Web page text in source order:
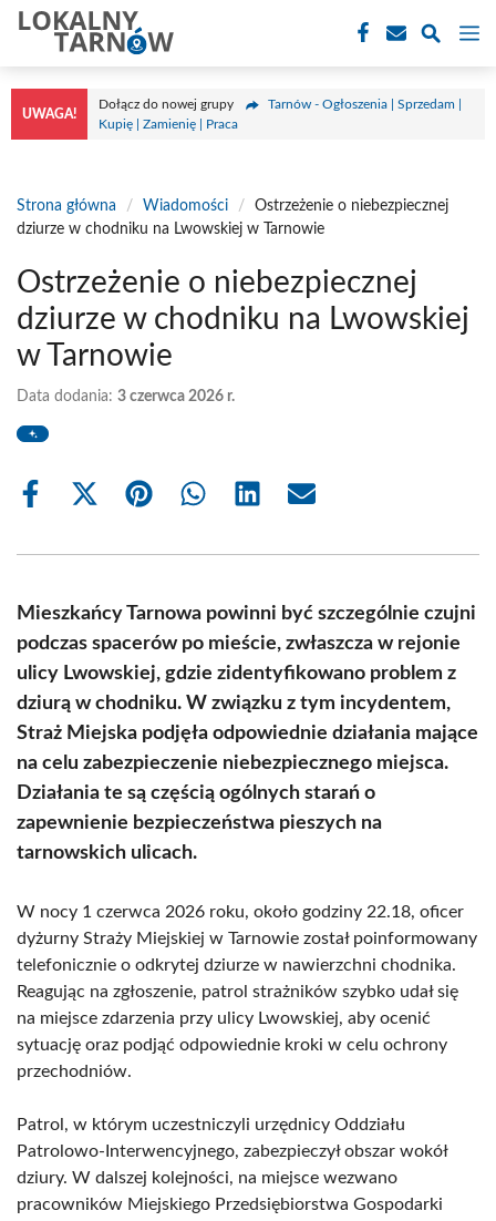
Przejdź
treści
UWAGA!
Dołącz do nowej grupy
Tarnów - Ogłoszenia | Sprzedam |
Kupię | Zamienię | Praca
Strona główna / Wiadomości /
Ostrzeżenie o niebezpiecznej
dziurze w chodniku na Lwowskiej w Tarnowie
Ostrzeżenie o niebezpiecznej
dziurze w chodniku na Lwowskiej
w Tarnowie
Data dodania: 3 czerwca 2026 r.
Share
Share
(Twitter)
Share Share Share Share
Mieszkańcy Tarnowa powinni być szczególnie czujni
podczas spacerów po mieście, zwłaszcza w rejonie
ulicy Lwowskiej, gdzie zidentyfikowano problem z
dziurą w chodniku. W związku z tym incydentem,
Straż Miejska podjęła odpowiednie działania mające
na celu zabezpieczenie niebezpiecznego miejsca.
Działania te są częścią ogólnych starań o
zapewnienie bezpieczeństwa pieszych na
tarnowskich ulicach.
W nocy 1 czerwca 2026 roku, około godziny 22.18, oficer
dyżurny Straży Miejskiej w Tarnowie został poinformowany
telefonicznie o odkrytej dziurze w nawierzchni chodnika.
Reagując na zgłoszenie, patrol strażników szybko udał się
na miejsce zdarzenia przy ulicy Lwowskiej, aby ocenić
sytuację oraz podjąć odpowiednie kroki w celu ochrony
przechodniów.
Patrol, w którym uczestniczyli urzędnicy Oddziału
Patrolowo-Interwencyjnego, zabezpieczył obszar wokół
dziury. W dalszej kolejności, na miejsce wezwano
pracowników Miejskiego Przedsiębiorstwa Gospodarki